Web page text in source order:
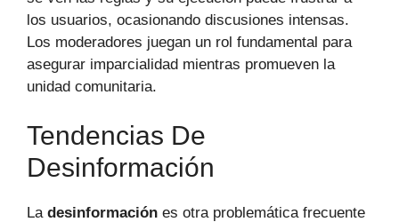
los usuarios, ocasionando discusiones intensas.
Los moderadores juegan un rol fundamental para
asegurar imparcialidad mientras promueven la
unidad comunitaria.
Tendencias De
Desinformación
La desinformación es otra problemática frecuente